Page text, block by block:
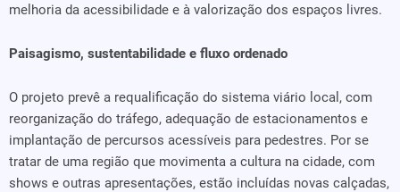
melhoria da acessibilidade e à valorização dos espaços livres.
Paisagismo, sustentabilidade e fluxo ordenado
O projeto prevê a requalificação do sistema viário local, com
reorganização do tráfego, adequação de estacionamentos e
implantação de percursos acessíveis para pedestres. Por se
tratar de uma região que movimenta a cultura na cidade, com
shows e outras apresentações, estão incluídas novas calçadas,